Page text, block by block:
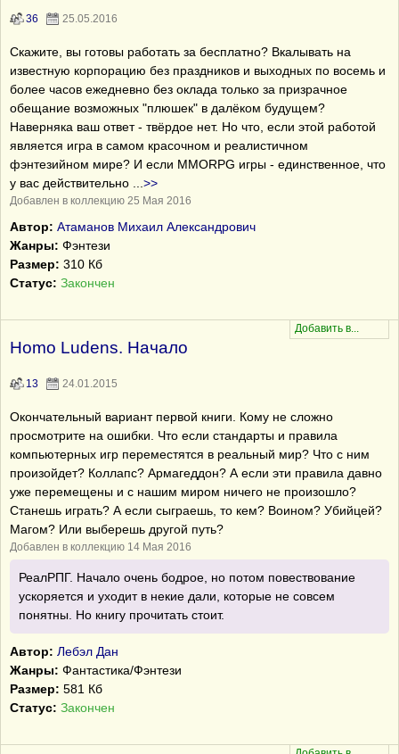
36 25.05.2016
Скажите, вы готовы работать за бесплатно? Вкалывать на
известную корпорацию без праздников и выходных по восемь и
более часов ежедневно без оклада только за призрачное
обещание возможных "плюшек" в далёком будущем?
Наверняка ваш ответ - твёрдое нет. Но что, если этой работой
является игра в самом красочном и реалистичном
фэнтезийном мире? И если MMORPG игры - единственное, что
у вас действительно
>>
Добавлен в коллекцию 25 Мая 2016
Автор: Атаманов Михаил Александрович
Жанры: Фэнтези
Размер: 310 Кб
Статус: Закончен
Homo Ludens. Начало
13 24.01.2015
Окончательный вариант первой книги. Кому не сложно
просмотрите на ошибки. Что если стандарты и правила
компьютерных игр переместятся в реальный мир? Что с ним
произойдет? Коллапс? Армагеддон? А если эти правила давно
уже перемещены и с нашим миром ничего не произошло?
Станешь играть? А если сыграешь, то кем? Воином? Убийцей?
Магом? Или выберешь другой путь?
Добавлен в коллекцию 14 Мая 2016
РеалРПГ. Начало очень бодрое, но потом повествование
ускоряется и уходит в некие дали, которые не совсем
понятны. Но книгу прочитать стоит.
Автор: Лебэл Дан
Жанры: Фантастика/Фэнтези
Размер: 581 Кб
Статус: Закончен